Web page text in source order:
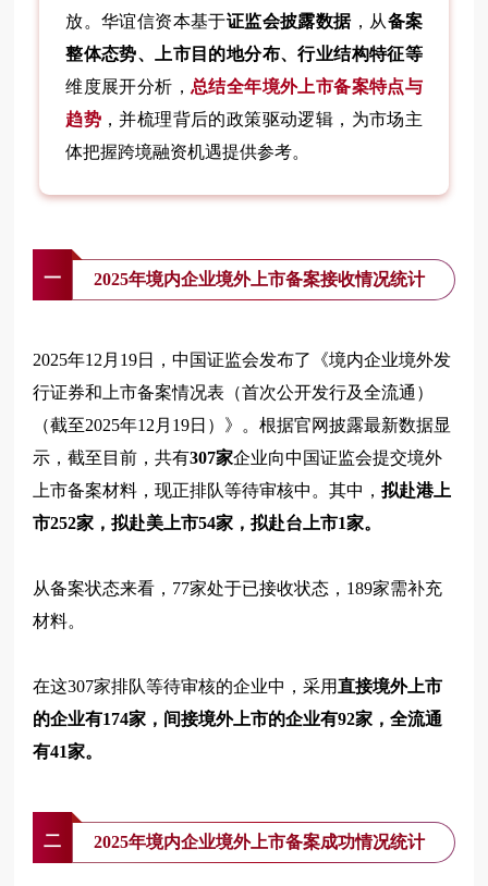
放。华谊信资本基于证监会披露数据，从备案
整体态势、上市目的地分布、行业结构特征等
维度展开分析， 总结全年境外上市备案特点与
趋势，并梳理背后的政策驱动逻辑，为市场主
体把握跨境融资机遇提供参考。
一 2025年境内企业境外上市备案接收情况统计
2025年12月19日，中国证监会发布了《境内企业境外发
行证券和上市备案情况表（首次公开发行及全流通）
（截至2025年12月19日）》。根据官网披露最新数据显
示，截至目前，共有307家企业向中国证监会提交境外
上市备案材料，现正排队等待审核中。其中，拟赴港上
市252家，拟赴美上市54家，拟赴台上市1家。
从备案状态来看，77家处于已接收状态，189家需补充
材料。
在这307家排队等待审核的企业中，采用直接境外上市
的企业有174家，间接境外上市的企业有92家，全流通
有41家。
二 2025年境内企业境外上市备案成功情况统计